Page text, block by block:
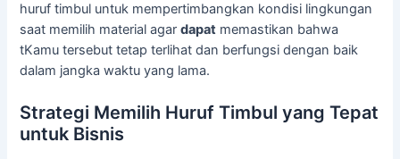
huruf timbul untuk mempertimbangkan kondisi lingkungan
saat memilih material agardapat memastikan bahwa
tKamu tersebut tetap terlihat dan berfungsi dengan baik
dalam jangka waktu yang lama.
Strategi Memilih Huruf Timbul yang Tepat
untuk Bisnis